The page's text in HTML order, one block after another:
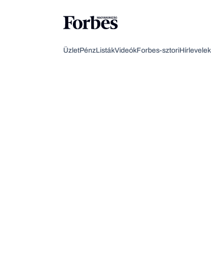
ÜzletPénzListákVideókForbes-sztoriHírlevelek